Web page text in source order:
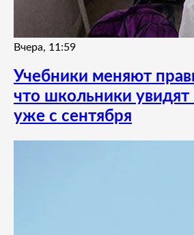
Вчера, 11:59
Учебники меняют
что школьники увидят
уже с сентября